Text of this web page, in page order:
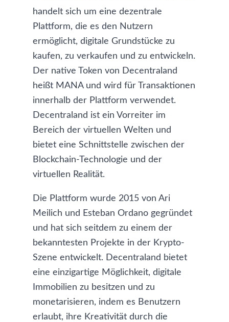
handelt sich um eine dezentrale
Plattform, die es den Nutzern
ermöglicht, digitale Grundstücke zu
kaufen, zu verkaufen und zu entwickeln.
Der native Token von Decentraland
heißt MANA und wird für Transaktionen
innerhalb der Plattform verwendet.
Decentraland ist ein Vorreiter im
Bereich der virtuellen Welten und
bietet eine Schnittstelle zwischen der
Blockchain-Technologie und der
virtuellen Realität.
Die Plattform wurde 2015 von Ari
Meilich und Esteban Ordano gegründet
und hat sich seitdem zu einem der
bekanntesten Projekte in der Krypto-
Szene entwickelt. Decentraland bietet
eine einzigartige Möglichkeit, digitale
Immobilien zu besitzen und zu
monetarisieren, indem es Benutzern
erlaubt, ihre Kreativität durch die